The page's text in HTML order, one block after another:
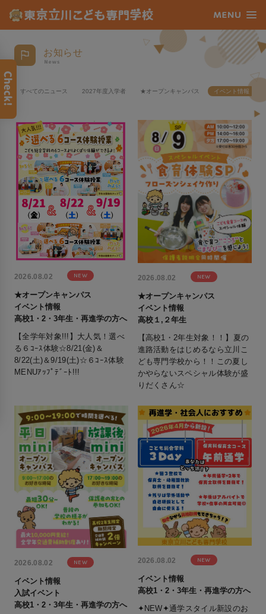
お知らせ
すべてのニュース 2027年度入学者 ★オープンキャンパス イベント情報
2026.08.02 NEW
★オープンキャンパス
イベント情報
高校1・2・3年生・再進学の方へ
【全学年対象!!!】大人気！選べ
る６ｺｰｽ体験☆8/21(金)＆
8/22(土)＆9/19(土)☆６ｺｰｽ体験
MENUｱｯﾌﾟﾃﾞｰﾄ!!!
2026.08.02 NEW
★オープンキャンパス
イベント情報
高校１,２年生
【高校1・2年生対象！！】夏の
進路活動をはじめるなら立川こ
ども専門学校から！！この夏し
かやらないスペシャル体験が盛
りだくさん☆
2026.08.02 NEW
イベント情報
入試イベント
高校1・2・3年生・再進学の方へ
2026.08.02 NEW
イベント情報
高校1・2・3年生・再進学の方へ
✦NEW✦通学スタイル新設のお